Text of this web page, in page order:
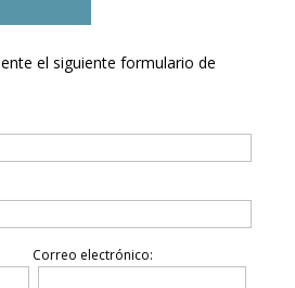
el siguiente formulario de
Correo electrónico: